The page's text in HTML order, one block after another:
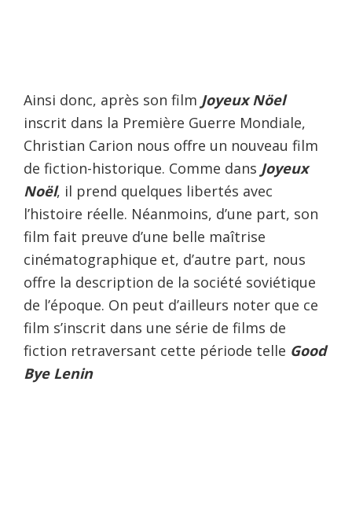
Ainsi donc, après son film Joyeux Nöel
inscrit dans la Première Guerre Mondiale,
Christian Carion nous offre un nouveau film
de fiction-historique. Comme dans Joyeux
Noël, il prend quelques libertés avec
l’histoire réelle. Néanmoins, d’une part, son
film fait preuve d’une belle maîtrise
cinématographique et, d’autre part, nous
offre la description de la société soviétique
de l’époque. On peut d’ailleurs noter que ce
film s’inscrit dans une série de films de
fiction retraversant cette période telle Good
Bye Lenin